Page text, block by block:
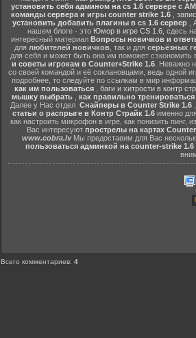
установить себя админом на cs 1.6 сервере с
команды сервера и игры counter strike 1.6,
установить добавить плагины в cs 1.6 сервер,
нашем блоге - это Юмор в игре CS 1.6 , сдесь
интересный материал Вопросы новичков и
для любителей новичков, так и для серьёзных
для себя и может быть она им поможет
и советы игрокам в Counter+Strike 1.6 . Неважно
со своей командой и её соклановцами, ведь одной
подробнее, то следуйте по ссылкам в мир
как им пользоваться, баги и хитрости в контр
мышку выбрать, как правильно
Далее у Нас отдел Снайперы в Counter Strike 1.6,
статьи о распрыге в Контр Страйк 1.6именно
как настроить микрофон в игре, как понизить
Вас интересуют прострелы на картах
www.cobra.lvМы предоставим для Вас
пользоваться админкой на counter-strike 1.6
Всего комментариев: 4